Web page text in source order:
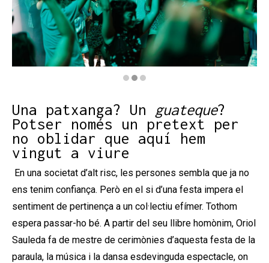
Una patxanga? Un guateque?
Potser només un pretext per
no oblidar que aquí hem
vingut a viure
En una societat d’alt risc, les persones sembla que ja no
ens tenim confiança. Però en el si d’una festa impera el
sentiment de pertinença a un col·lectiu efímer. Tothom
espera passar-ho bé. A partir del seu llibre homònim, Oriol
Sauleda fa de mestre de cerimònies d’aquesta festa de la
paraula, la música i la dansa esdevinguda espectacle, on